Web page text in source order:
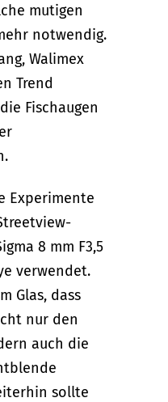
mutigen
notwendig.
Walimex
Trend
Fischaugen
Experimente
8 mm F3,5
verwendet.
Glas, dass
nur den
auch die
sollte